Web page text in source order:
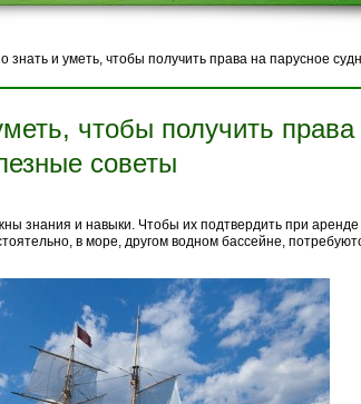
знать и уметь, чтобы получить права на парусное
чтобы получить права
советы
знания и навыки. Чтобы их подтвердить при аренде
в море, другом водном бассейне,